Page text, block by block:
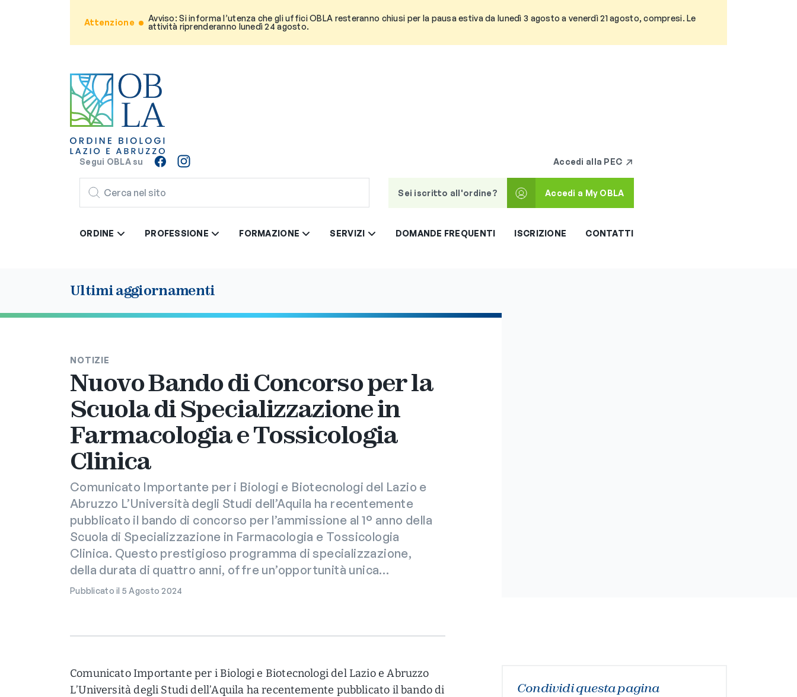
Attenzione
Avviso: Si informa l’utenza che gli uffici OBLA resteranno chiusi per la pausa estiva da lunedì 3 agosto a venerdì 21 agosto, compresi. Le
attività riprenderanno lunedì 24 agosto.
Segui OBLA su Accedi alla PEC
CERCA
Sei iscritto all'ordine?
Accedi a My OBLA
ORDINE PROFESSIONE FORMAZIONE SERVIZI DOMANDE FREQUENTI ISCRIZIONE CONTATTI
Ultimi aggiornamenti
NOTIZIE
Nuovo Bando di Concorso per la
Scuola di Specializzazione in
Farmacologia e Tossicologia
Clinica
Comunicato Importante per i Biologi e Biotecnologi del Lazio e
Abruzzo L’Università degli Studi dell’Aquila ha recentemente
pubblicato il bando di concorso per l’ammissione al 1° anno della
Scuola di Specializzazione in Farmacologia e Tossicologia
Clinica. Questo prestigioso programma di specializzazione,
della durata di quattro anni, offre un’opportunità unica…
Pubblicato il 5 Agosto 2024
Comunicato Importante per i Biologi e Biotecnologi del Lazio e Abruzzo
L’Università degli Studi dell’Aquila ha recentemente pubblicato il bando di
Condividi questa pagina